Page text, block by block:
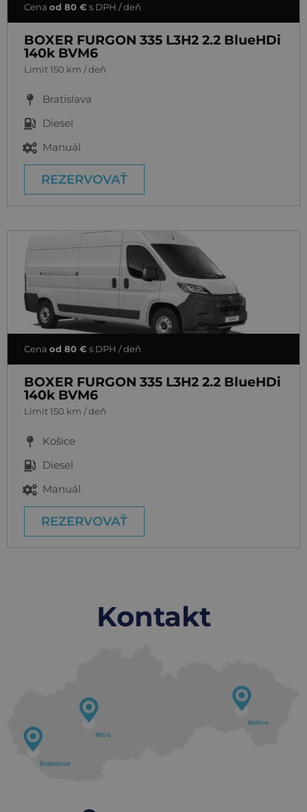
Cena od 80 € s DPH / deň
BOXER FURGON 335 L3H2 2.2 BlueHDi
140k BVM6
Limit 150 km / deň
Bratislava
Diesel
Manuál
REZERVOVAŤ
Cena od 80 € s DPH / deň
BOXER FURGON 335 L3H2 2.2 BlueHDi
140k BVM6
Limit 150 km / deň
Košice
Diesel
Manuál
REZERVOVAŤ
Kontakt